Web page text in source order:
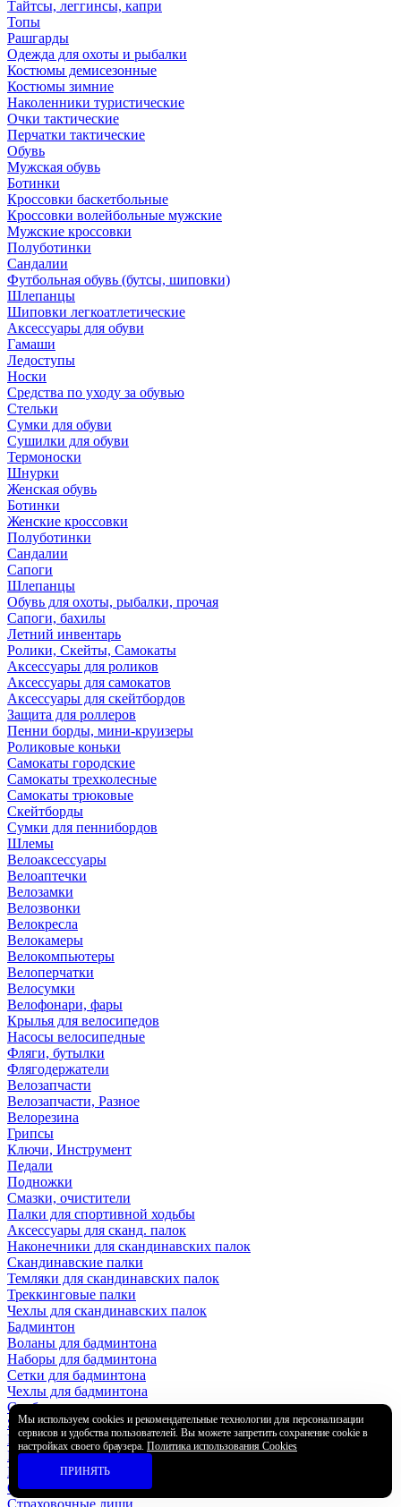
Тайтсы, леггинсы, капри
Топы
Рашгарды
Одежда для охоты и рыбалки
Костюмы демисезонные
Костюмы зимние
Наколенники туристические
Очки тактические
Перчатки тактические
Обувь
Мужская обувь
Ботинки
Кроссовки баскетбольные
Кроссовки волейбольные мужские
Мужские кроссовки
Полуботинки
Сандалии
Футбольная обувь (бутсы, шиповки)
Шлепанцы
Шиповки легкоатлетические
Аксессуары для обуви
Гамаши
Ледоступы
Носки
Средства по уходу за обувью
Стельки
Сумки для обуви
Сушилки для обуви
Термоноски
Шнурки
Женская обувь
Ботинки
Женские кроссовки
Полуботинки
Сандалии
Сапоги
Шлепанцы
Обувь для охоты, рыбалки, прочая
Сапоги, бахилы
Летний инвентарь
Ролики, Скейты, Самокаты
Аксессуары для роликов
Аксессуары для самокатов
Аксессуары для скейтбордов
Защита для роллеров
Пенни борды, мини-круизеры
Роликовые коньки
Самокаты городские
Самокаты трехколесные
Самокаты трюковые
Скейтборды
Сумки для пеннибордов
Шлемы
Велоаксессуары
Велоаптечки
Велозамки
Велозвонки
Велокресла
Велокамеры
Велокомпьютеры
Велоперчатки
Велосумки
Велофонари, фары
Крылья для велосипедов
Насосы велосипедные
Фляги, бутылки
Флягодержатели
Велозапчасти
Велозапчасти, Разное
Велорезина
Грипсы
Ключи, Инструмент
Педали
Подножки
Смазки, очистители
Палки для спортивной ходьбы
Аксессуары для сканд. палок
Наконечники для скандинавских палок
Скандинавские палки
Темляки для скандинавских палок
Треккинговые палки
Чехлы для скандинавских палок
Бадминтон
Воланы для бадминтона
Наборы для бадминтона
Сетки для бадминтона
Чехлы для бадминтона
Сапборды
SUP-доски
Насосы для SUP
Рем.наборы для SUP
Плавники для SUP
Сидения для SUP
Страховочные лиши
Мы используем cookies и рекомендательные технологии для персонализации
сервисов и удобства пользователей. Вы можете запретить сохранение cookie в
настройках своего браузера. Политика использования Cookies
ПРИНЯТЬ